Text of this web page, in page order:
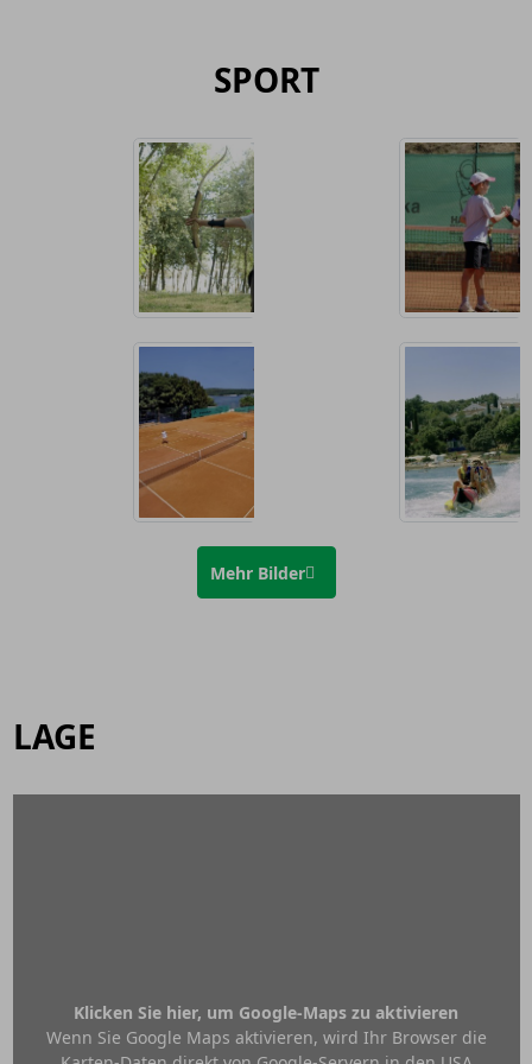
SPORT
Mehr Bilder
LAGE
Klicken Sie hier, um Google-Maps zu aktivieren
Wenn Sie Google Maps aktivieren, wird Ihr Browser die